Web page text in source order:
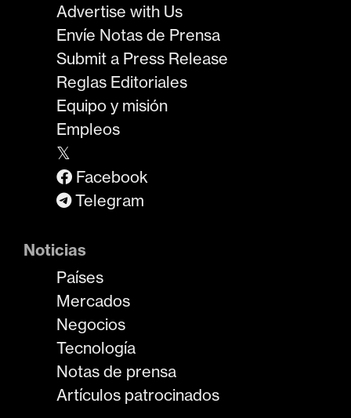
Advertise with Us
Envíe Notas de Prensa
Submit a Press Release
Reglas Editoriales
Equipo y misión
Empleos
𝕏
Facebook
Telegram
Noticias
Países
Mercados
Negocios
Tecnología
Notas de prensa
Artículos patrocinados